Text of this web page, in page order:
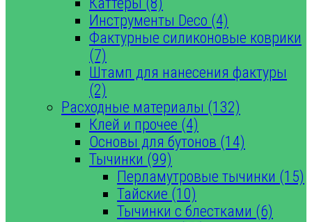
Инструменты Deco (4)
Фактурные силиконовые коврики
(7)
Штамп для нанесения фактуры
(2)
Расходные материалы (132)
Клей и прочее (4)
Основы для бутонов (14)
Тычинки (99)
Перламутровые тычинки (15)
Тайские (10)
Тычинки с блестками (6)